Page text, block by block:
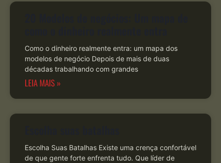
Como o dinheiro realmente entra: um mapa dos
modelos de negócio Depois de mais de duas
décadas trabalhando com grandes
LEIA MAIS »
Escolha Suas Batalhas Existe uma crença confortável
de que gente forte enfrenta tudo. Que líder de